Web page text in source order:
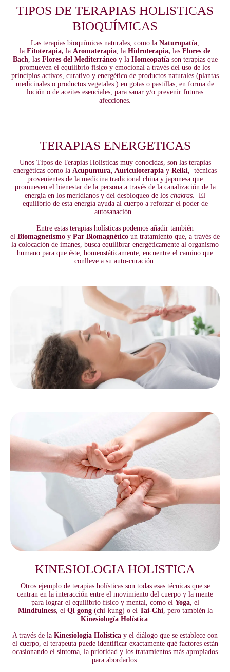
TIPOS DE TERAPIAS HOLISTICAS
BIOQUÍMICAS
Las terapias bioquímicas naturales, como la Naturopatía
la Fitoterapia, la Aromaterapia , la Hidroterapia, las Flores de
Bach , las Flores del Mediterráneoy la Homeopatía son terapias que
promueven el equilibrio físico y emocional a través del uso de los
principios activos, curativo y energético de productos naturales (plantas
medicinales o productos vegetales ) en gotas o pastillas, en forma de
loción o de aceites esenciales, para sanar y/o prevenir futuras
afecciones.
TERAPIAS ENERGETICAS
Unos Tipos de Terapias Holísticas muy conocidas, son las terapias
energéticas como la Acupuntura, Auriculoterapia y Reiki , técnicas
provenientes de la medicina tradicional china y japonesa que
promueven el bienestar de la persona a través de la canalización de la
energía en los meridianos y del desbloqueo de los chakras . El
equilibrio de esta energía ayuda al cuerpo a reforzar el poder de
autosanación..
Entre estas terapias holísticas podemos añadir también
el Biomagnetismo y Par Biomagnético un tratamiento que, a través de
la colocación de imanes, busca equilibrar energéticamente al organismo
humano para que éste, homeostáticamente, encuentre el camino que
conlleve a su auto-curación.
KINESIOLOGIA HOLISTICA
Otros ejemplo de terapias holísticas son todas esas técnicas que se
centran en la interacción entre el movimiento del cuerpo y la mente
para lograr el equilibrio físico y mental, como el Yoga, el
Mindfulness, el Qi gong (chi-kung) o el Tai-Chi, pero también la
Kinesiología Holística.
A través de la Kinesiología Holística y el diálogo que se establece con
el cuerpo, el terapeuta puede identificar exactamente qué factores están
ocasionando el síntoma, la prioridad y los tratamientos más apropiados
para abordarlos.